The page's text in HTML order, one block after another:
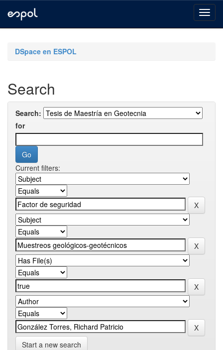
navigationDSpace en ESPOL
Search
Search:
for
Current filters:
Start a new search